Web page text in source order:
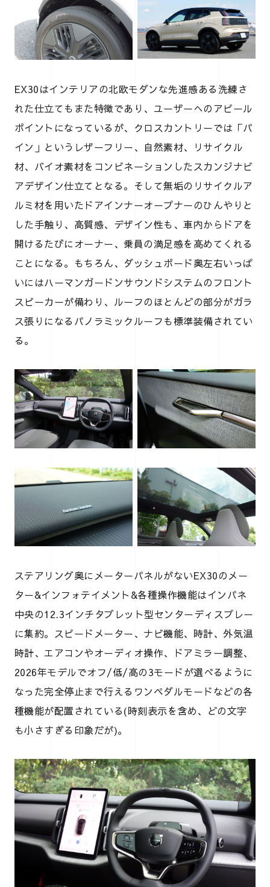
EX30はインテリアの北欧モダンな先進感ある洗練さ
れた仕立てもまた特徴であり、ユーザーへのアピール
ポイントになっているが、クロスカントリーでは「パ
イン」というレザーフリー、自然素材、リサイクル
材、バイオ素材をコンビネーションしたスカンジナビ
アデザイン仕立てとなる。そして無垢のリサイクルア
ルミ材を用いたドアインナーオープナーのひんやりと
した手触り、高質感、デザイン性も、車内からドアを
開けるたびにオーナー、乗員の満足感を高めてくれる
ことになる。もちろん、ダッシュボード奥左右いっぱ
いにはハーマンガードンサウンドシステムのフロント
スピーカーが備わり、ルーフのほとんどの部分がガラ
ス張りになるパノラミックルーフも標準装備されてい
る。
ステアリング奥にメーターパネルがないEX30のメー
ター&インフォテイメント&各種操作機能はインパネ
中央の12.3インチタブレット型センターディスプレー
に集約。スピードメーター、ナビ機能、時計、外気温
時計、エアコンやオーディオ操作、ドアミラー調整、
2026年モデルでオフ/低/高の3モードが選べるように
なった完全停止まで行えるワンペダルモードなどの各
種機能が配置されている(時刻表示を含め、どの文字
も小さすぎる印象だが)。